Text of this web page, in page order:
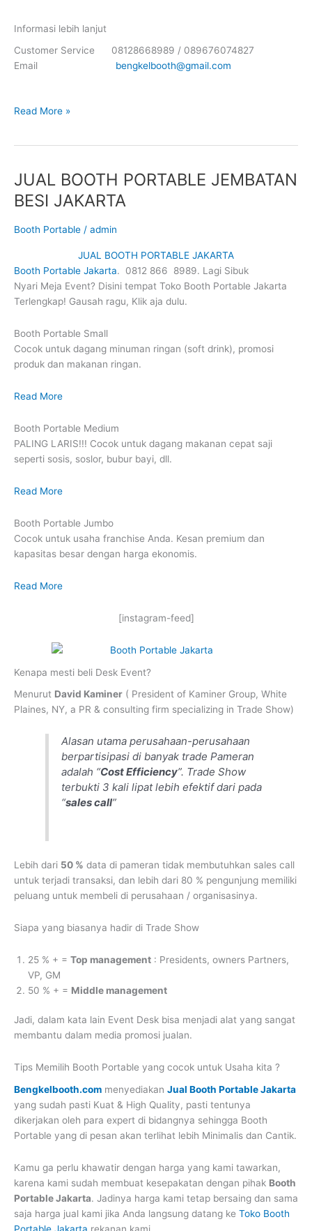
Informasi lebih lanjut
Customer Service 08128668989 / 089676074827
Email bengkelbooth@gmail.com
JUAL
PRAPATAN
JAKARTA
Read More »
JUAL BOOTH PORTABLE JEMBATAN
BESI JAKARTA
Booth Portable / admin
JUAL BOOTH PORTABLE JAKARTA
Booth Portable Jakarta. 0812 866 8989. Lagi Sibuk
Nyari Meja Event? Disini tempat Toko Booth Portable Jakarta
Terlengkap! Gausah ragu, Klik aja dulu.
Booth Portable Small
Cocok untuk dagang minuman ringan (soft drink), promosi
produk dan makanan ringan.
Read More
Booth Portable Medium
PALING LARIS!!! Cocok untuk dagang makanan cepat saji
seperti sosis, soslor, bubur bayi, dll.
Read More
Booth Portable Jumbo
Cocok untuk usaha franchise Anda. Kesan premium dan
kapasitas besar dengan harga ekonomis.
Read More
[instagram-feed]
Kenapa mesti beli Desk Event?
Menurut David Kaminer ( President of Kaminer Group, White
Plaines, NY, a PR & consulting firm specializing in Trade Show)
Alasan utama perusahaan-perusahaan
berpartisipasi di banyak trade Pameran
adalah “Cost Efficiency”. Trade Show
terbukti 3 kali lipat lebih efektif dari pada
“sales call”
Lebih dari 50 % data di pameran tidak membutuhkan sales call
untuk terjadi transaksi, dan lebih dari 80 % pengunjung memiliki
peluang untuk membeli di perusahaan / organisasinya.
Siapa yang biasanya hadir di Trade Show
25 % + = Top management : Presidents, owners Partners,
VP, GM
50 % + = Middle management
Jadi, dalam kata lain Event Desk bisa menjadi alat yang sangat
membantu dalam media promosi jualan.
Tips Memilih Booth Portable yang cocok untuk Usaha kita ?
Bengkelbooth.com menyediakan Jual Booth Portable Jakarta
yang sudah pasti Kuat & High Quality, pasti tentunya
dikerjakan oleh para expert di bidangnya sehingga Booth
Portable yang di pesan akan terlihat lebih Minimalis dan Cantik.
Kamu ga perlu khawatir dengan harga yang kami tawarkan,
karena kami sudah membuat kesepakatan dengan pihak Booth
Portable Jakarta. Jadinya harga kami tetap bersaing dan sama
saja harga jual kami jika Anda langsung datang ke Toko Booth
Portable Jakarta rekanan kami.